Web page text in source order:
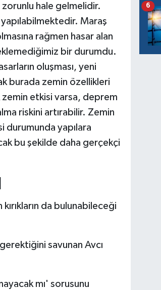
hale gelmelidir.
Maraş
rağmen hasar alan
bir durumdu.
oluşması, yeni
burada zemin özellikleri
zemin etkisi varsa, deprem
riskini artırabilir. Zemin
durumunda yapılara
bu şekilde daha gerçekçi
da bulunabileceği
savunan Avcı
mı' sorusunu
6